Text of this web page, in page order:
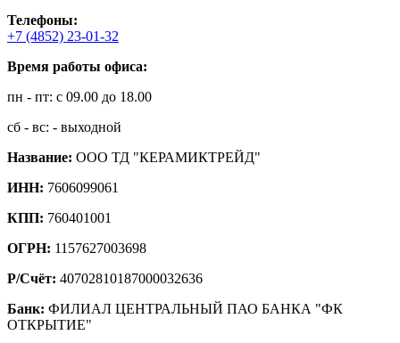
Телефоны:
+7 (4852) 23-01-32
Время работы офиса:
пн - пт: с 09.00 до 18.00
сб - вс: - выходной
Название: ООО ТД "КЕРАМИКТРЕЙД"
ИНН: 7606099061
КПП: 760401001
ОГРН: 1157627003698
Р/Счёт: 40702810187000032636
Банк: ФИЛИАЛ ЦЕНТРАЛЬНЫЙ ПАО БАНКА "ФК
ОТКРЫТИЕ"